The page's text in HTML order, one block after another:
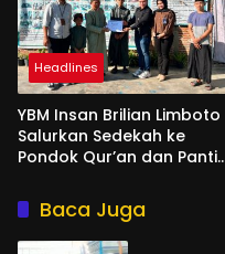
Headlines
YBM Insan Brilian Limboto
Salurkan Sedekah ke
Pondok Qur’an dan Panti
Baca Juga